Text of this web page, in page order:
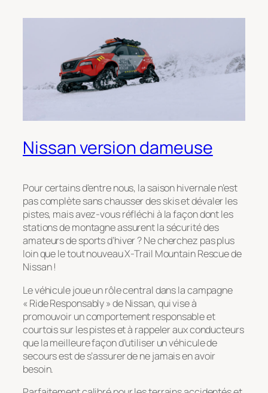
Nissan version dameuse
Pour certains d’entre nous, la saison hivernale n’est
pas complète sans chausser des skis et dévaler les
pistes, mais avez-vous réfléchi à la façon dont les
stations de montagne assurent la sécurité des
amateurs de sports d’hiver ? Ne cherchez pas plus
loin que le tout nouveau X-Trail Mountain Rescue de
Nissan !
Le véhicule joue un rôle central dans la campagne
« Ride Responsably » de Nissan, qui vise à
promouvoir un comportement responsable et
courtois sur les pistes et à rappeler aux conducteurs
que la meilleure façon d’utiliser un véhicule de
secours est de s’assurer de ne jamais en avoir
besoin.